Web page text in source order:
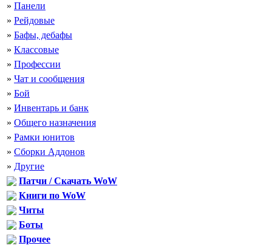
» Панели
» Рейдовые
» Бафы, дебафы
» Классовые
» Профессии
» Чат и сообщения
» Бой
» Инвентарь и банк
» Общего назначения
» Рамки юнитов
» Сборки Аддонов
» Другие
Патчи / Скачать WoW
Книги по WoW
Читы
Боты
Прочее